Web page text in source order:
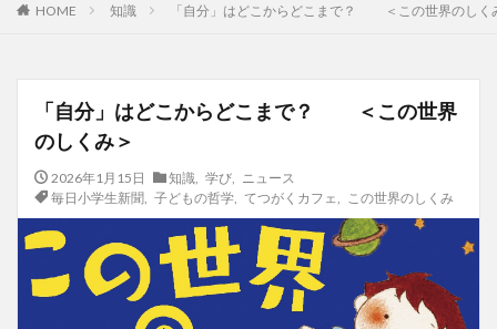
HOME 知識 「自分」はどこからどこまで？ ＜この世界のしく
「自分」はどこからどこまで？ ＜この世界
のしくみ＞
2026年1月15日 知識 学び
ニュース
毎日小学生新聞
子どもの哲学, てつがくカフェ この世界のしくみ